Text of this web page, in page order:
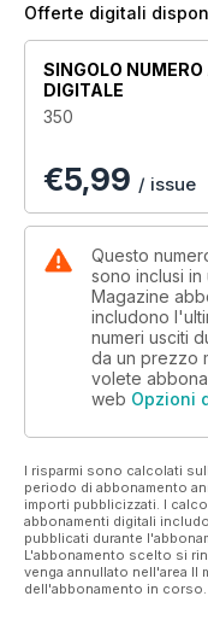
Offerte digitali
SINGOLO
DIGITALE
350
€5,99 / issue
Questo
sono inclusi
Magazine
includono
numeri usciti
da un prezzo
volete
web Opzioni
I risparmi sono calcolati
periodo di abbonamento
importi pubblicizzati. I
abbonamenti digitali
pubblicati durante
L'abbonamento scelto si
venga annullato nell'area Il
dell'abbonamento in corso.